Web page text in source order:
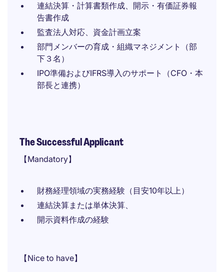
連結決算・計算書類作成、開示・有価証券報
告書作成
監査法人対応、資金計画立案
部門メンバーの育成・組織マネジメント（部
下３名）
IPO準備およびIFRS導入のサポート（CFO・本
部長と連携）
The Successful Applicant
【Mandatory】
財務経理領域の実務経験（目安10年以上）
連結決算または単体決算、
開示資料作成の経験
【Nice to have】